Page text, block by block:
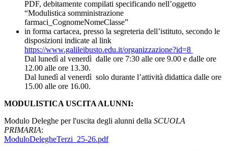
PDF, debitamente compilati specificando nell’oggetto
“Modulistica somministrazione
farmaci_CognomeNomeClasse”
in forma cartacea, presso la segreteria dell’istituto, secondo le
disposizioni indicate al link
https://www.galileibusto.edu.it/organizzazione?id=8
Dal lunedì al venerdì dalle ore 7:30 alle ore 9.00 e dalle ore
12.00 alle ore 13.30.
Dal lunedì al venerdì solo durante l’attività didattica dalle ore
15.00 alle ore 16.00.
MODULISTICA USCITA ALUNNI:
Modulo Deleghe per l'uscita degli alunni della SCUOLA
PRIMARIA:
ModuloDelegheTerzi_25-26.pdf